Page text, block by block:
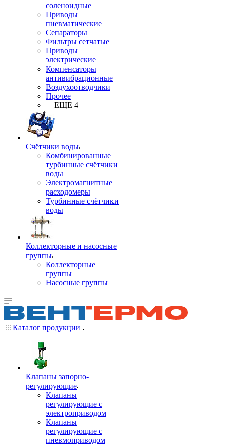
соленоидные
Приводы
пневматические
Сепараторы
Фильтры сетчатые
Приводы
электрические
Компенсаторы
антивибрационные
Воздухоотводчики
Прочее
+ ЕЩЕ 4
Счётчики воды
Комбинированные
турбинные счётчики
воды
Электромагнитные
расходомеры
Турбинные счётчики
воды
Коллекторные и насосные
группы
Коллекторные
группы
Насосные группы
Каталог продукции
Клапаны запорно-
регулирующие
Клапаны
регулирующие с
электроприводом
Клапаны
регулирующие с
пневмоприводом